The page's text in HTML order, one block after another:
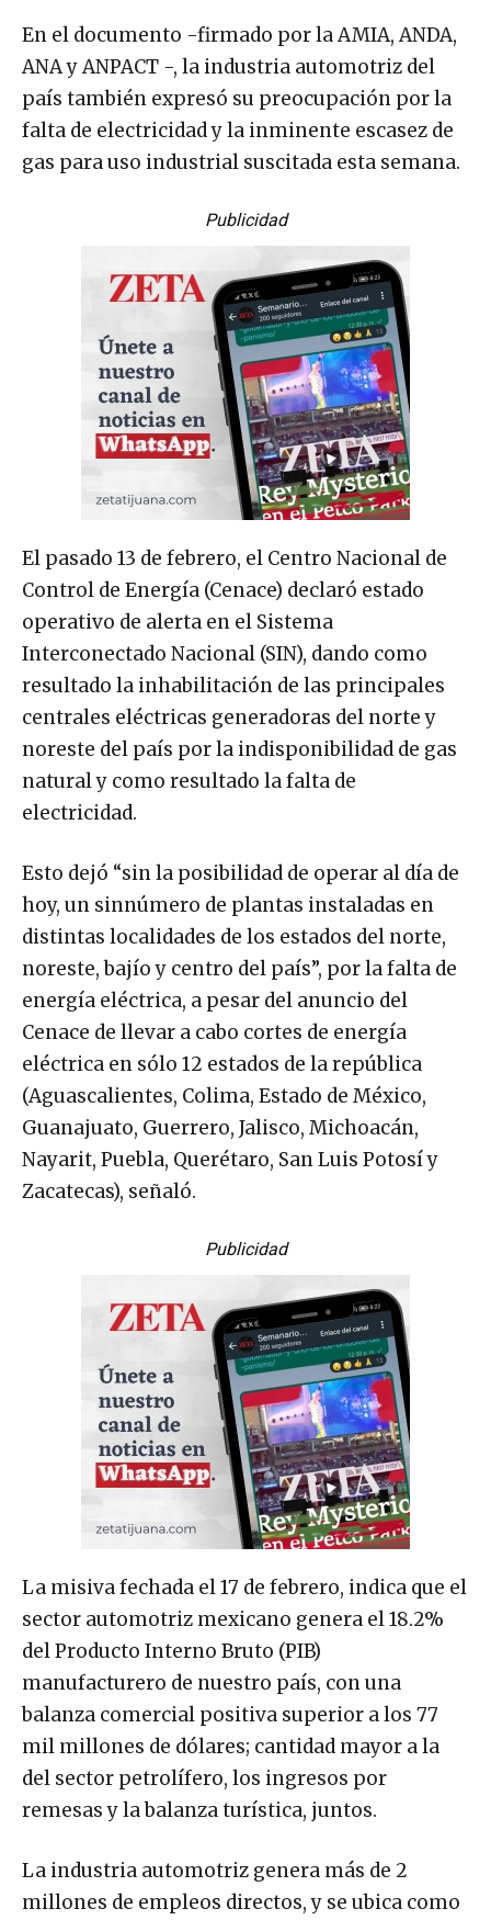
En el documento -firmado por la AMIA, ANDA,
ANA y ANPACT -, la industria automotriz del
país también expresó su preocupación por la
falta de electricidad y la inminente escasez de
gas para uso industrial suscitada esta semana.
Publicidad
El pasado 13 de febrero, el Centro Nacional de
Control de Energía (Cenace) declaró estado
operativo de alerta en el Sistema
Interconectado Nacional (SIN), dando como
resultado la inhabilitación de las principales
centrales eléctricas generadoras del norte y
noreste del país por la indisponibilidad de gas
natural y como resultado la falta de
electricidad.
Esto dejó “sin la posibilidad de operar al día de
hoy, un sinnúmero de plantas instaladas en
distintas localidades de los estados del norte,
noreste, bajío y centro del país”, por la falta de
energía eléctrica, a pesar del anuncio del
Cenace de llevar a cabo cortes de energía
eléctrica en sólo 12 estados de la república
(Aguascalientes, Colima, Estado de México,
Guanajuato, Guerrero, Jalisco, Michoacán,
Nayarit, Puebla, Querétaro, San Luis Potosí y
Zacatecas), señaló.
Publicidad
La misiva fechada el 17 de febrero, indica que el
sector automotriz mexicano genera el 18.2%
del Producto Interno Bruto (PIB)
manufacturero de nuestro país, con una
balanza comercial positiva superior a los 77
mil millones de dólares; cantidad mayor a la
del sector petrolífero, los ingresos por
remesas y la balanza turística, juntos.
La industria automotriz genera más de 2
millones de empleos directos, y se ubica como